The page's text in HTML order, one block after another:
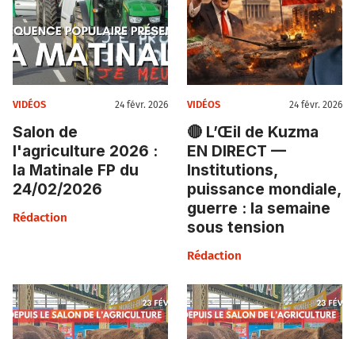
VIDÉOS 24 févr. 2026
Salon de
l'agriculture 2026 :
la Matinale FP du
24/02/2026
Rédaction
VIDÉOS 24 févr. 2026
🔴 L’Œil de Kuzma
EN DIRECT —
Institutions,
puissance mondiale,
guerre : la semaine
sous tension
Rédaction